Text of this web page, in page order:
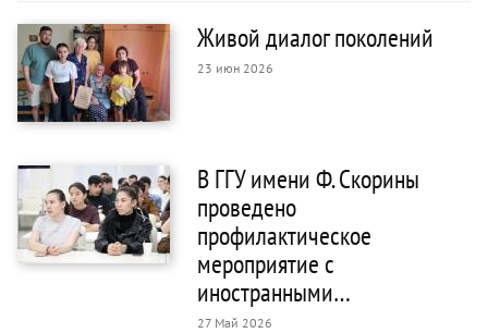
Живой диалог поколений
23 июн 2026
В ГГУ имени Ф. Скорины
проведено
профилактическое
мероприятие с
иностранными…
27 Май 2026